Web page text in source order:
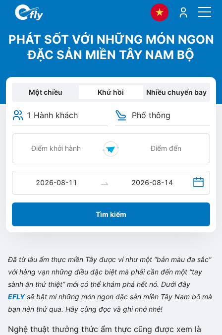
PHÁT SỐT VỚI NHỮNG MÓN NGON
ĐẶC SẢN MIỀN TÂY NAM BỘ
Một chiều Khứ hồi Nhiều chuyến bay
1 Hành khách Phổ thông
Tìm kiếm
Đã từ lâu ẩm thực miền Tây được ví như một “bản màu đa sắc”
với hàng vạn những điều đặc biệt mà phải cần đến một “tay
sành ăn thứ thiệt” mới có thể khám phá hết nó. Dưới đây
EFLYsẽ bật mí những món ngon đặc sản miền Tây Nam bộ mà
bạn nên thử qua. Hãy cùng đọc và ghi nhớ nhé!
Nghệ thuật thưởng thức ẩm thực cũng được xem là